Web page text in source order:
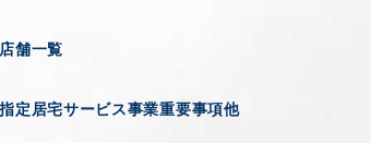
店舗一覧
指定居宅サービス事業重要事項他